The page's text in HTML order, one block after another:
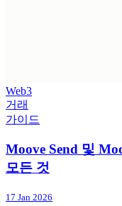
Web3
거래
가이드
Moove Send 및
모든 것
17 Jan 2026